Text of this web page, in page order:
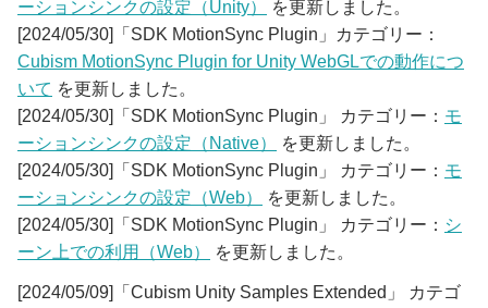
ーションシンクの設定（Unity）
を更新しました。
[2024/05/30]「SDK MotionSync Plugin」カテゴリー：
Cubism MotionSync Plugin for Unity WebGLでの動作につ
いて を更新しました。
[2024/05/30]「SDK MotionSync Plugin」 カテゴリー： モ
ーションシンクの設定（Native）
を更新しました。
[2024/05/30]「SDK MotionSync Plugin」 カテゴリー： モ
ーションシンクの設定（Web）
を更新しました。
[2024/05/30]「SDK MotionSync Plugin」 カテゴリー： シ
ーン上での利用（Web）
を更新しました。
[2024/05/09]「Cubism Unity Samples Extended」 カテゴ